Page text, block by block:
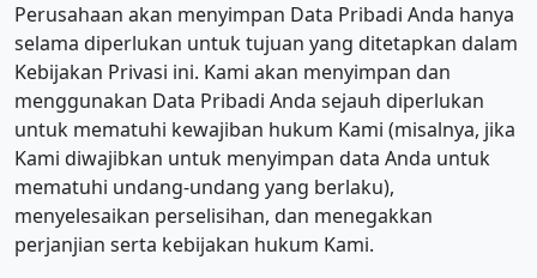
Perusahaan akan menyimpan Data Pribadi Anda hanya
selama diperlukan untuk tujuan yang ditetapkan dalam
Kebijakan Privasi ini. Kami akan menyimpan dan
menggunakan Data Pribadi Anda sejauh diperlukan
untuk mematuhi kewajiban hukum Kami (misalnya, jika
Kami diwajibkan untuk menyimpan data Anda untuk
mematuhi undang-undang yang berlaku),
menyelesaikan perselisihan, dan menegakkan
perjanjian serta kebijakan hukum Kami.